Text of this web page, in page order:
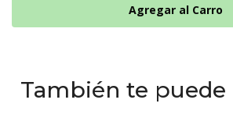
También te puede